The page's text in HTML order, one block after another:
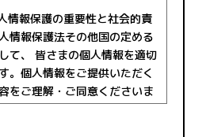
情報保護の重要性と社会的責
情報保護法その他国の定める
て、 皆さまの個人情報を適切
。個人情報をご提供いただく
をご理解・ご同意くださいま
ます。